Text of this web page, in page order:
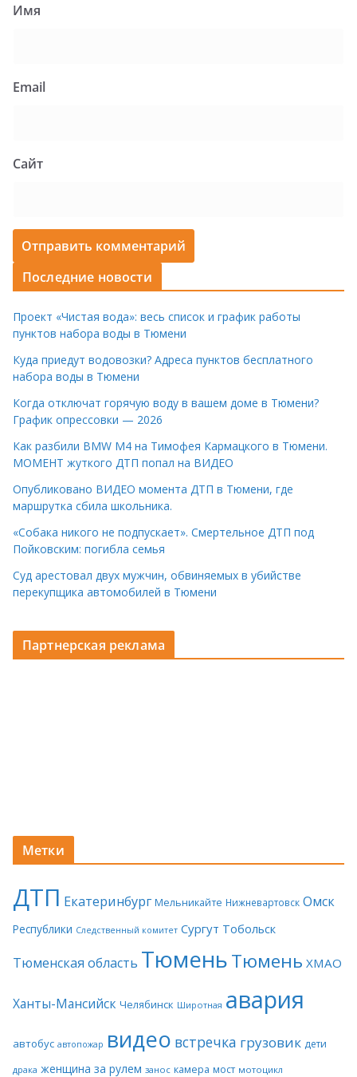
Имя
Email
Сайт
Последние новости
Проект «Чистая вода»: весь список и график работы
пунктов набора воды в Тюмени
Куда приедут водовозки? Адреса пунктов бесплатного
набора воды в Тюмени
Когда отключат горячую воду в вашем доме в Тюмени?
График опрессовки — 2026
Как разбили BMW M4 на Тимофея Кармацкого в Тюмени.
МОМЕНТ жуткого ДТП попал на ВИДЕО
Опубликовано ВИДЕО момента ДТП в Тюмени, где
маршрутка сбила школьника.
«Собака никого не подпускает». Смертельное ДТП под
Пойковским: погибла семья
Суд арестовал двух мужчин, обвиняемых в убийстве
перекупщика автомобилей в Тюмени
Партнерская реклама
Метки
ДТП Екатеринбург Мельникайте Нижневартовск Омск
Республики Следственный комитет Сургут Тобольск
Тюменская область ТюменьТюмень ХМАО
Ханты-Мансийск Челябинск Широтная авария
автобус автопожар видео встречка грузовик дети
драка женщина за рулем занос камера мост мотоцикл